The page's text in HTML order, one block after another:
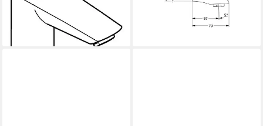
Energie-Spar-Funktion S-Size
ab 85,98 €
lieferbar in 6 Wochen